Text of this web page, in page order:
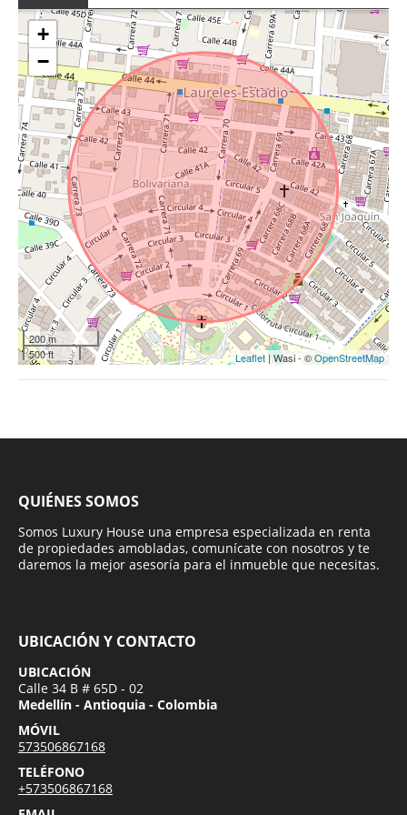
+
−
200 m
500 ft
Leaflet| Wasi - ©OpenStreetMap
QUIÉNES SOMOS
Somos Luxury House una empresa especializada en renta
de propiedades amobladas, comunícate con nosotros y te
daremos la mejor asesoría para el inmueble que necesitas.
UBICACIÓN Y CONTACTO
UBICACIÓN
Calle 34 B # 65D - 02
Medellín - Antioquia - Colombia
MÓVIL
573506867168
TELÉFONO
+573506867168